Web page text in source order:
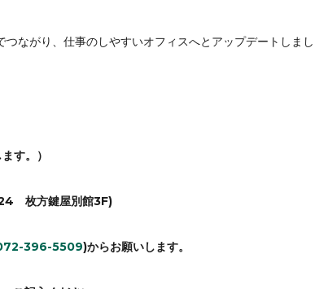
ながり、仕事のしやすいオフィスへとアップデートしまし
す。）
枚方鍵屋別館3F)
396-5509)からお願いします。